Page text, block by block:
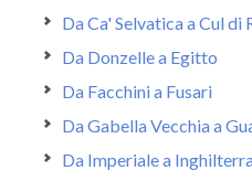
Da Ca' Selvatica a Cul di
Da Donzelle a Egitto
Da Facchini a Fusari
Da Gabella Vecchia a
Da Imperiale a